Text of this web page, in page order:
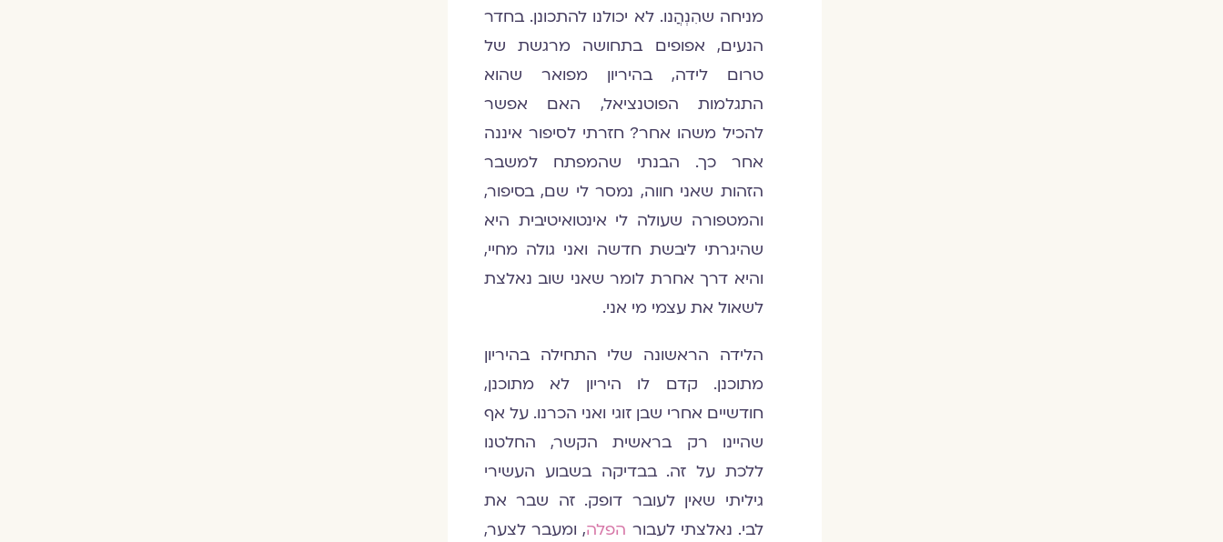
מניחה שהִנְהֲנו. לא יכולנו להתכונן. בחדר
הנעים, אפופים בתחושה מרגשת של
טרום לידה, בהיריון מפואר שהוא
התגלמות הפוטנציאל, האם אפשר
להכיל משהו אחר? חזרתי לסיפור איננה
אחר כך. הבנתי שהמפתח למשבר
הזהות שאני חווה, נמסר לי שם, בסיפור,
והמטפורה שעולה לי אינטואיטיבית היא
שהיגרתי ליבשת חדשה ואני גולה מחיי,
והיא דרך אחרת לומר שאני שוב נאלצת
לשאול את עצמי מי אני.
הלידה הראשונה שלי התחילה בהיריון
מתוכנן. קדם לו היריון לא מתוכנן,
חודשיים אחרי שבן זוגי ואני הכרנו. על אף
שהיינו רק בראשית הקשר, החלטנו
ללכת על זה. בבדיקה בשבוע העשירי
גיליתי שאין לעובר דופק. זה שבר את
לבי. נאלצתי לעבור הפלה, ומעבר לצער,